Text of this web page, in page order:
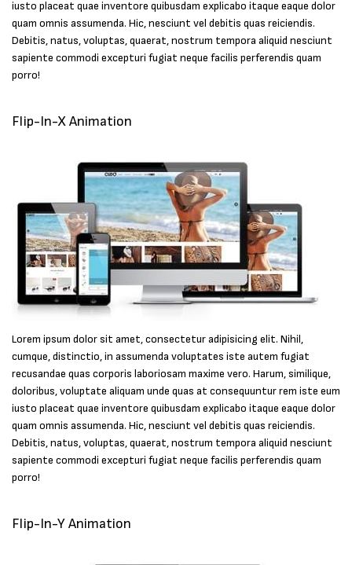
iusto placeat quae inventore quibusdam explicabo itaque eaque dolor
quam omnis assumenda. Hic, nesciunt vel debitis quas reiciendis.
Debitis, natus, voluptas, quaerat, nostrum tempora aliquid nesciunt
sapiente commodi excepturi fugiat neque facilis perferendis quam
porro!
Flip-In-X Animation
Lorem ipsum dolor sit amet, consectetur adipisicing elit. Nihil,
cumque, distinctio, in assumenda voluptates iste autem fugiat
recusandae quas corporis laboriosam maxime vero. Harum, similique,
doloribus, voluptate aliquam unde quas at consequuntur rem iste eum
iusto placeat quae inventore quibusdam explicabo itaque eaque dolor
quam omnis assumenda. Hic, nesciunt vel debitis quas reiciendis.
Debitis, natus, voluptas, quaerat, nostrum tempora aliquid nesciunt
sapiente commodi excepturi fugiat neque facilis perferendis quam
porro!
Flip-In-Y Animation